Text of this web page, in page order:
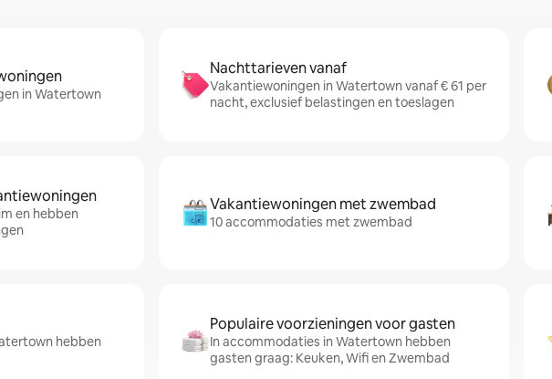
in Watertown
Nachttarieven vanaf
Vakantiewoningen in Watertown vanaf € 61 per
nacht, exclusief belastingen en toeslagen
en hebben
Vakantiewoningen met zwembad
10 accommodaties met zwembad
hebben
Populaire voorzieningen voor gasten
In accommodaties in Watertown hebben
gasten graag: Keuken, Wifi en Zwembad